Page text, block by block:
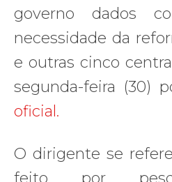
governo dados
necessidade da
e outras cinco
segunda-feira (30)
oficial.
O dirigente se
feito por